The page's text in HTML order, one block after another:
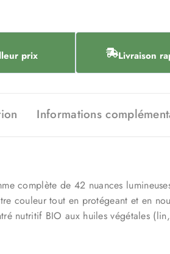
prix Livraison
Informations
complète de 42 nuances
couleur tout en protégeant et en
nutritif BIO aux huiles végétales